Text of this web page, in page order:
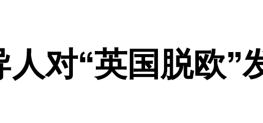
对“英国脱欧”